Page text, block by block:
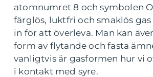
atomnumret 8 och symbolen
färglös, luktfri och smaklös gas
in för att överleva. Man kan
form av flytande och fasta
vanligtvis är gasformen hur vi
i kontakt med syre.